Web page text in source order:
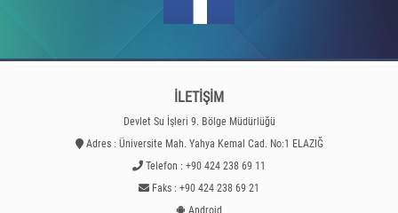
İLETİŞİM
Devlet Su İşleri 9. Bölge Müdürlüğü
Adres : Üniversite Mah. Yahya Kemal Cad. No:1 ELAZIĞ
Telefon : +90 424 238 69 11
Faks : +90 424 238 69 21
Android